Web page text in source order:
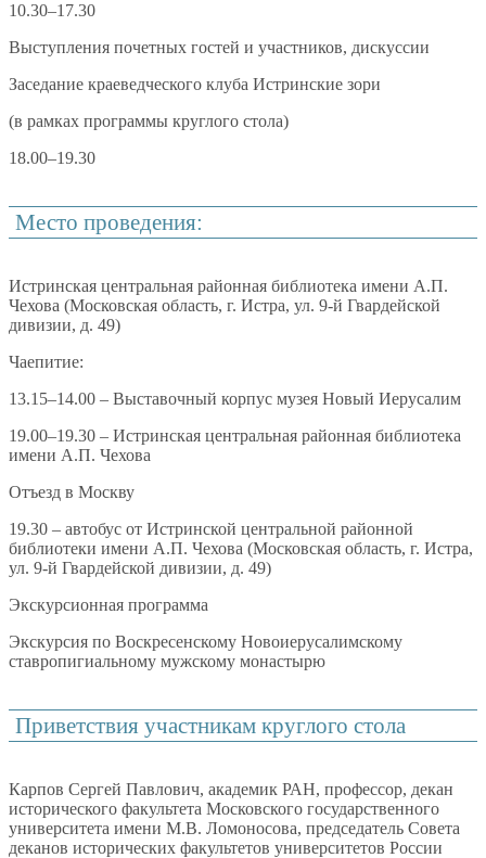
10.30–17.30
Выступления почетных гостей и участников, дискуссии
Заседание краеведческого клуба Истринские зори
(в рамках программы круглого стола)
18.00–19.30
Место проведения:
Истринская центральная районная библиотека имени А.П.
Чехова (Московская область, г. Истра, ул. 9-й Гвардейской
дивизии, д. 49)
Чаепитие:
13.15–14.00 – Выставочный корпус музея Новый Иерусалим
19.00–19.30 – Истринская центральная районная библиотека
имени А.П. Чехова
Отъезд в Москву
19.30 – автобус от Истринской центральной районной
библиотеки имени А.П. Чехова (Московская область, г. Истра,
ул. 9-й Гвардейской дивизии, д. 49)
Экскурсионная программа
Экскурсия по Воскресенскому Новоиерусалимскому
ставропигиальному мужскому монастырю
Приветствия участникам круглого стола
Карпов Сергей Павлович, академик РАН, профессор, декан
исторического факультета Московского государственного
университета имени М.В. Ломоносова, председатель Совета
деканов исторических факультетов университетов России